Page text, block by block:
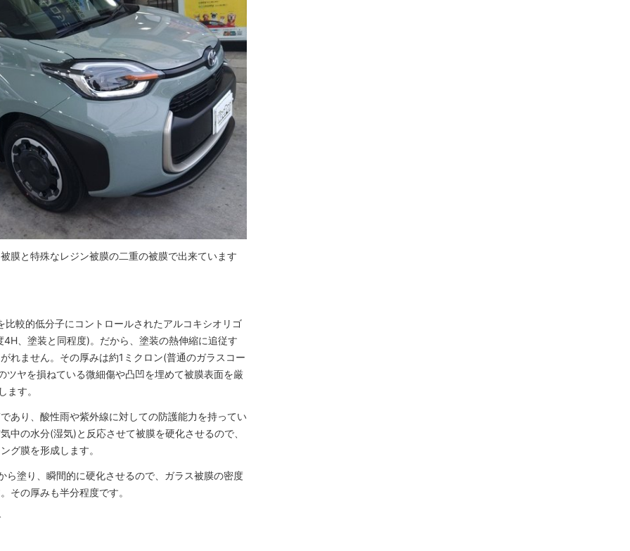
膜と特殊なレジン被膜の二重の被膜で出来ています
較的低分子にコントロールされたアルコキシオリゴ
、塗装と同程度)。だから、塗装の熱伸縮に追従す
れません。その厚みは約1ミクロン(普通のガラスコー
ヤを損ねている微細傷や凸凹を埋めて被膜表面を厳
ます。
あり、酸性雨や紫外線に対しての防護能力を持ってい
中の水分(湿気)と反応させて被膜を硬化させるので、
グ膜を形成します。
ら塗り、瞬間的に硬化させるので、ガラス被膜の密度
その厚みも半分程度です。